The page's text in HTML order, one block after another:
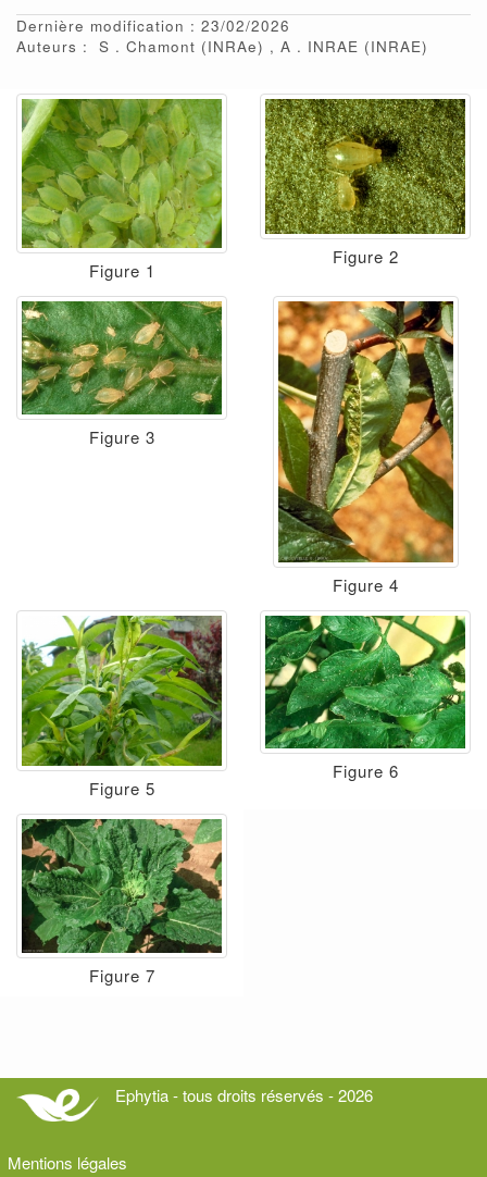
Dernière modification : 23/02/2026
Auteurs :
S Chamont (INRAe) A INRAE (INRAE)
Figure 1
Figure 2
Figure 3
Figure 4
Figure 5
Figure 6
Figure 7
Ephytia - tous droits réservés - 2026
Mentions légales